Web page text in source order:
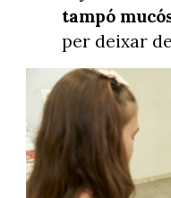
tampó
per deixar